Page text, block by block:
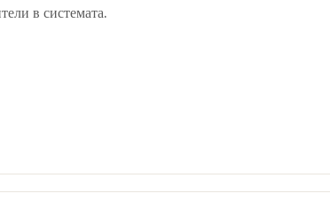
в системата.